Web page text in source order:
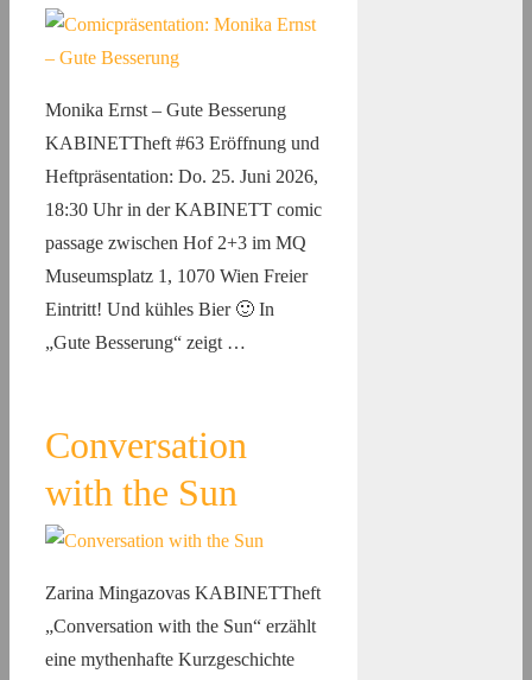
Monika Ernst – Gute Besserung
KABINETTheft #63 Eröffnung und
Heftpräsentation: Do. 25. Juni 2026,
18:30 Uhr in der KABINETT comic
passage zwischen Hof 2+3 im MQ
Museumsplatz 1, 1070 Wien Freier
Eintritt! Und kühles Bier 🙂 In
„Gute Besserung“ zeigt …
Conversation
with the Sun
Zarina Mingazovas KABINETTheft
„Conversation with the Sun“ erzählt
eine mythenhafte Kurzgeschichte